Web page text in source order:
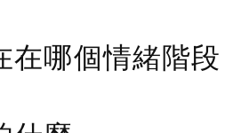
在哪個情緒階段